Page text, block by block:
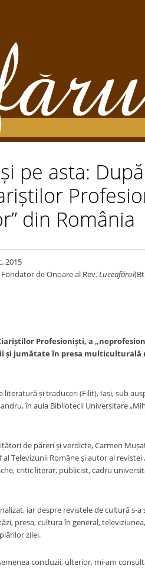
pe asta:
din România
2015
de Onoare al Rev.Luceafărul
Profesioniști, a
și jumătate în presa
și traduceri (Filit), Iași, sub
în aula Bibliotecii Universitare
de păreri și verdicte, Carmen
al Televizunii Române și autor al
critic literar, publicist, cadru
iar despre revistele de cultură s-
presa, cultura în general,
zilei.
concluzii, ulterior, mi-am